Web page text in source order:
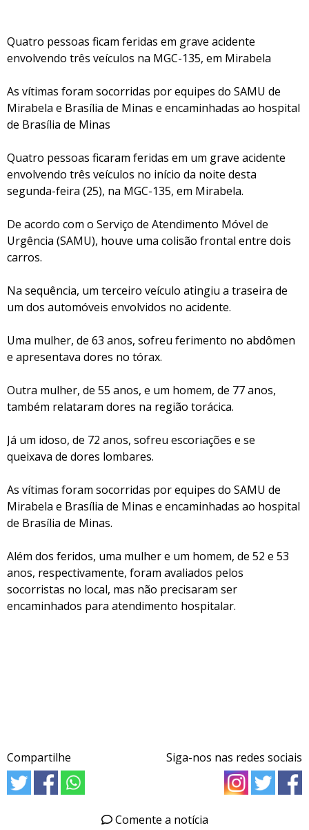
Quatro pessoas ficam feridas em grave acidente
envolvendo três veículos na MGC-135, em Mirabela
As vítimas foram socorridas por equipes do SAMU de
Mirabela e Brasília de Minas e encaminhadas ao hospital
de Brasília de Minas
Quatro pessoas ficaram feridas em um grave acidente
envolvendo três veículos no início da noite desta
segunda-feira (25), na MGC-135, em Mirabela.
De acordo com o Serviço de Atendimento Móvel de
Urgência (SAMU), houve uma colisão frontal entre dois
carros.
Na sequência, um terceiro veículo atingiu a traseira de
um dos automóveis envolvidos no acidente.
Uma mulher, de 63 anos, sofreu ferimento no abdômen
e apresentava dores no tórax.
Outra mulher, de 55 anos, e um homem, de 77 anos,
também relataram dores na região torácica.
Já um idoso, de 72 anos, sofreu escoriações e se
queixava de dores lombares.
As vítimas foram socorridas por equipes do SAMU de
Mirabela e Brasília de Minas e encaminhadas ao hospital
de Brasília de Minas.
Além dos feridos, uma mulher e um homem, de 52 e 53
anos, respectivamente, foram avaliados pelos
socorristas no local, mas não precisaram ser
encaminhados para atendimento hospitalar.
Compartilhe Siga-nos nas redes sociais
Comente a notícia